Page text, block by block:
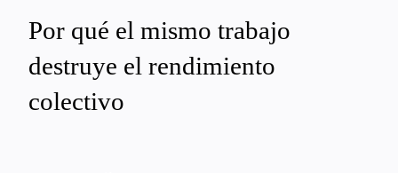
Por qué el mismo trabajo
destruye el rendimiento
colectivo